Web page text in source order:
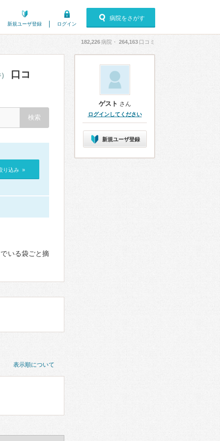
新規ユーザ登録 ログイン
病院をさがす
182,226病院・ 264,163 口コミ
口コ
り込み »
いる袋ごと摘
表示順について
ゲスト さん
ログインしてください
新規ユーザ登録